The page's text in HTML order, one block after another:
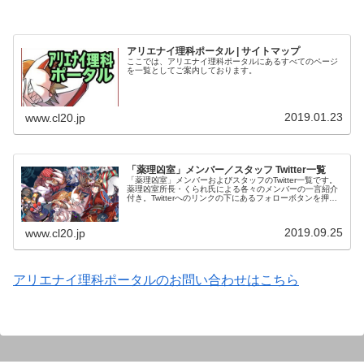
アリエナイ理科ポータル | サイトマップ
ここでは、アリエナイ理科ポータルにあるすべてのページ
を一覧としてご案内しております。
www.cl20.jp 2019.01.23
「薬理凶室」メンバー／スタッフ Twitter一覧
「薬理凶室」メンバーおよびスタッフのTwitter一覧です。
薬理凶室所長・くられ氏による各々のメンバーの一言紹介
付き。Twitterへのリンクの下にあるフォローボタンを押す
www.cl20.jp 2019.09.25
アリエナイ理科ポータルのお問い合わせはこちら